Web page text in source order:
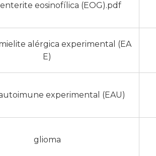
eosinofílica (EOG).pdf
alérgica experimental (EA
E)
experimental (EAU)
glioma